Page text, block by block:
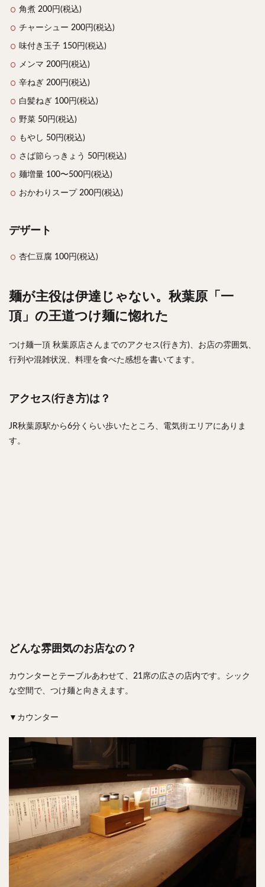
角煮 200円(税込)
チャーシュー 200円(税込)
味付き玉子 150円(税込)
メンマ 200円(税込)
辛ねぎ 200円(税込)
白髪ねぎ 100円(税込)
野菜 50円(税込)
もやし 50円(税込)
さば節らっきょう 50円(税込)
麺増量 100〜500円(税込)
おかわりスープ 200円(税込)
デザート
杏仁豆腐 100円(税込)
麺が主役は伊達じゃない。秋葉原「一
頂」の王道つけ麺に惚れた
つけ麺一頂 秋葉原店さんまでのアクセス(行き方)、お店の雰囲気、
行列や混雑状況、料理を食べた感想を書いてます。
アクセス(行き方)は？
JR秋葉原駅から6分くらい歩いたところ、電気街エリアにありま
す。
どんな雰囲気のお店なの？
カウンターとテーブルあわせて、21席の広さの店内です。シック
な空間で、つけ麺と向きえます。
▼カウンター